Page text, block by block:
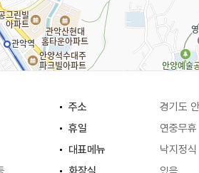
주소
경기도
휴일
연중무휴
대표메뉴
낙지정식